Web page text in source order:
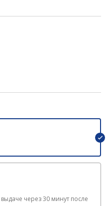
выдаче через 30 минут после